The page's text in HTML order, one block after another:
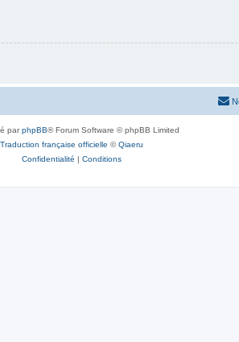
parphpBB® Forum Software © phpBB Limited
Traduction française officielle ©Qiaeru
Confidentialité | Conditions